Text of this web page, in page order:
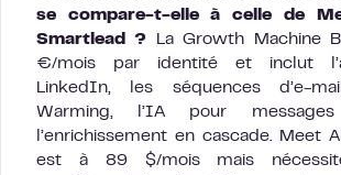
se compare-t-elle à celle de
Smartlead ? La Growth Machine
€/mois par identité et inclut
LinkedIn, les séquences d’e-
Warming, l’IA pour
l’enrichissement en cascade. Meet
est à 89 $/mois mais